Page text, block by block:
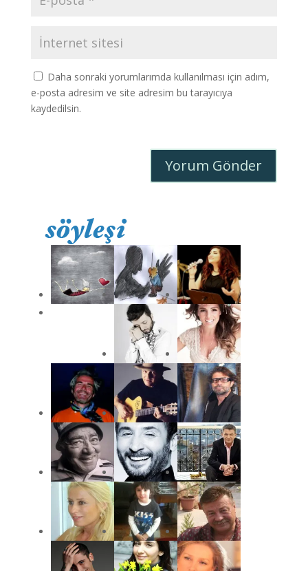
Daha sonraki yorumlarımda kullanılması için adım,
e-posta adresim ve site adresim bu tarayıcıya
kaydedilsin.